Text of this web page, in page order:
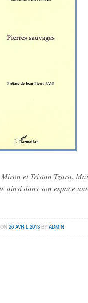
et Tristan Tzara.
ainsi dans son espace
26 AVRIL 2013BY ADMIN